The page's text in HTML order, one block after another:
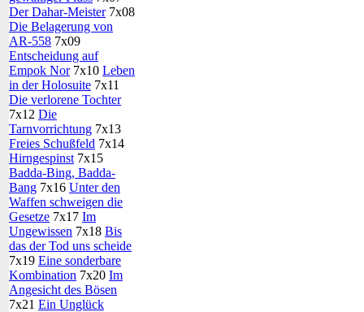
Der Dahar-Meister7x08
Die Belagerung von
AR-558 7x09
Entscheidung auf
Empok Nor7x10 Leben
in der Holosuite 7x11
Die verlorene Tochter
7x12 Die
Tarnvorrichtung 7x13
Freies Schußfeld 7x14
Hirngespinst 7x15
Badda-Bing, Badda-
Bang 7x16 Unter den
Waffen schweigen die
Gesetze 7x17 Im
Ungewissen 7x18 Bis
das der Tod uns scheide
7x19 Eine sonderbare
Kombination 7x20 Im
Angesicht des Bösen
7x21 Ein Unglück